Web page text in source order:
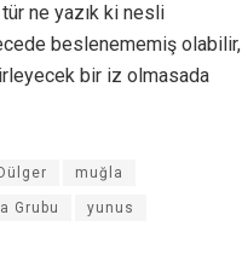
ne yazık ki nesli
beslenememiş olabilir,
bir iz olmasada
muğla
Grubu yunus